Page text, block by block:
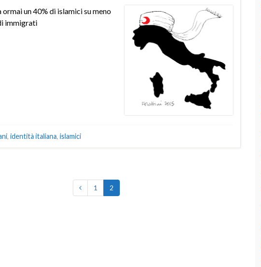
ormai un 40% di islamici su meno
immigrati
, identità italiana, islamici
1 2